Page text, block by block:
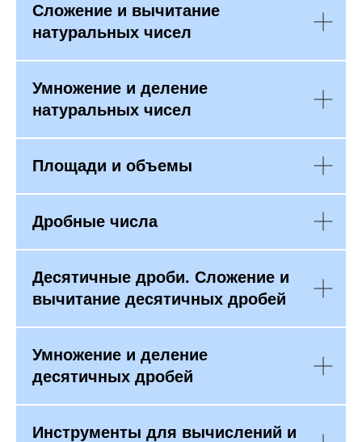
Сложение и вычитание
натуральных чисел
Умножение и деление
натуральных чисел
Площади и объемы
Дробные числа
Десятичные дроби. Сложение и
вычитание десятичных дробей
Умножение и деление
десятичных дробей
Инструменты для вычислений и